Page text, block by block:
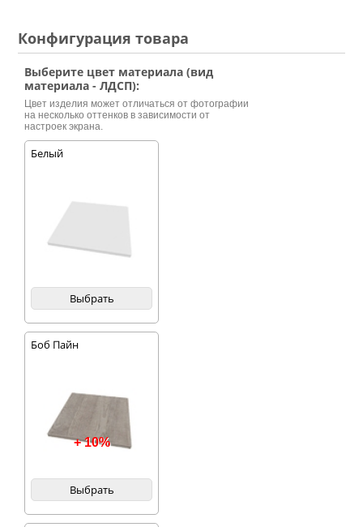
шкуры змеи. Все
дверцы помещены в
матовую
алюминиевую
рамку, фурнитура
металлическая.
Стенка состоит из
платяного шкафа с
двумя дверцами,
узкого шкафа с
полочками, тумбы с
открытых полочек и
пары небольших
шкафчиков. Мебель
стоит на невысоких
ножках, а сверху на
играет роль
декоративной
Конфигурация товара
Выберите цвет материала (вид
материала - ЛДСП):
Цвет изделия может отличаться от фотографии
на несколько оттенков в зависимости от
настроек экрана.
Белый
Выбрать
Боб Пайн
+ 10%
Выбрать